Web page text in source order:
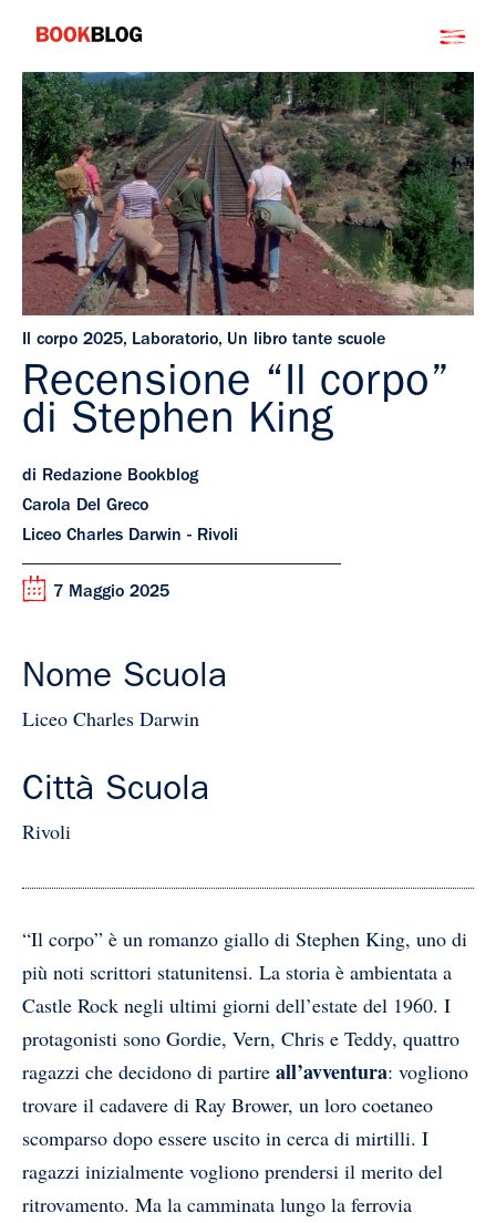
contenuto
Bookblog
Il corpo 2025, Laboratorio, Un libro tante scuole
Recensione “Il corpo”
di Stephen King
di Redazione Bookblog
Carola Del Greco
Liceo Charles Darwin - Rivoli
7 Maggio 2025
Nome Scuola
Liceo Charles Darwin
Città Scuola
Rivoli
“Il corpo” è un romanzo giallo di Stephen King, uno di
più noti scrittori statunitensi. La storia è ambientata a
Castle Rock negli ultimi giorni dell’estate del 1960. I
protagonisti sono Gordie, Vern, Chris e Teddy, quattro
ragazzi che decidono di partire all’avventura: vogliono
trovare il cadavere di Ray Brower, un loro coetaneo
scomparso dopo essere uscito in cerca di mirtilli. I
ragazzi inizialmente vogliono prendersi il merito del
ritrovamento. Ma la camminata lungo la ferrovia